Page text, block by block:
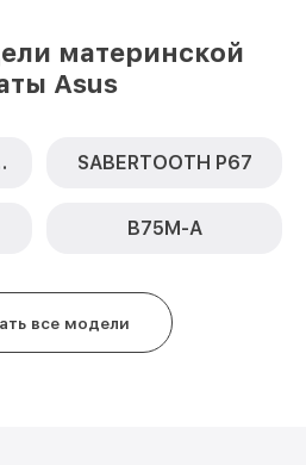
материнской
Asus
R2.0 SABERTOOTH P67
B75M-A
все модели